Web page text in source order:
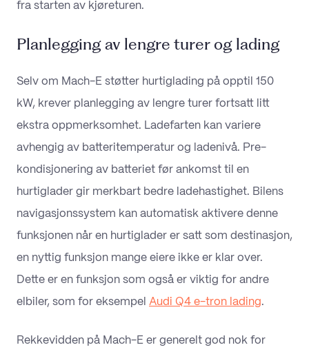
fra starten av kjøreturen.
Planlegging av lengre turer og lading
Selv om Mach-E støtter hurtiglading på opptil 150
kW, krever planlegging av lengre turer fortsatt litt
ekstra oppmerksomhet. Ladefarten kan variere
avhengig av batteritemperatur og ladenivå. Pre-
kondisjonering av batteriet før ankomst til en
hurtiglader gir merkbart bedre ladehastighet. Bilens
navigasjonssystem kan automatisk aktivere denne
funksjonen når en hurtiglader er satt som destinasjon,
en nyttig funksjon mange eiere ikke er klar over.
Dette er en funksjon som også er viktig for andre
elbiler, som for eksempel Audi Q4 e-tron lading.
Rekkevidden på Mach-E er generelt god nok for